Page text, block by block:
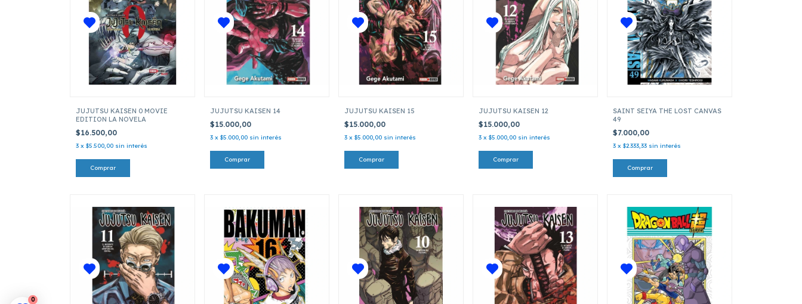
JUJUTSU KAISEN 0 MOVIE
EDITION LA NOVELA
$16.500,00
3 x $5.500,00 sin interés
JUJUTSU KAISEN 14
$15.000,00
3 x $5.000,00 sin interés
JUJUTSU KAISEN 15
$15.000,00
3 x $5.000,00 sin interés
JUJUTSU KAISEN 12
$15.000,00
3 x $5.000,00 sin interés
SAINT SEIYA THE LOST CANVAS
49
$7.000,00
3 x $2.333,33 sin interés
0